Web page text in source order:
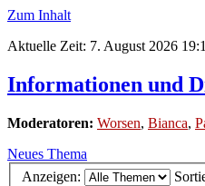
Zum Inhalt
Aktuelle Zeit: 7. August 2026
Informationen und
Moderatoren: Worsen, Bianca,
Neues Thema
Anzeigen: